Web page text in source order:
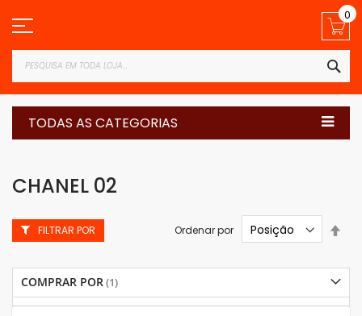
para
o
0
TODAS AS CATEGORIAS
CHANEL 02
Ordenar por
FILTRAR POR
COMPRAR POR